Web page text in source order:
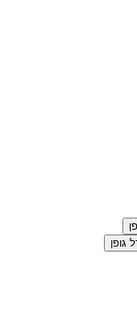
גופן